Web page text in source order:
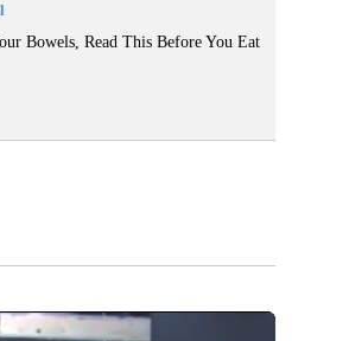
Bowels, Read This Before You Eat